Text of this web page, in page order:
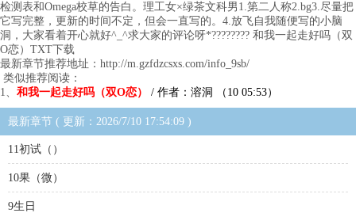
检测表和Omega校草的告白。理工女×绿茶文科男1.第二人称2.bg3.尽量把
它写完整，更新的时间不定，但会一直写的。4.放飞自我随便写的小脑
洞，大家看着开心就好^_^求大家的评论呀*???????? 和我一起走好吗（双
O恋）TXT下载
最新章节推荐地址：http://m.gzfdzcsxs.com/info_9sb/
类似推荐阅读：
1、 和我一起走好吗（双O恋） / 作者：溶洞 （10 05:53）
最新章节 ( 更新：2026/7/10 17:54:09 )
11初试（）
10果（微）
9生日